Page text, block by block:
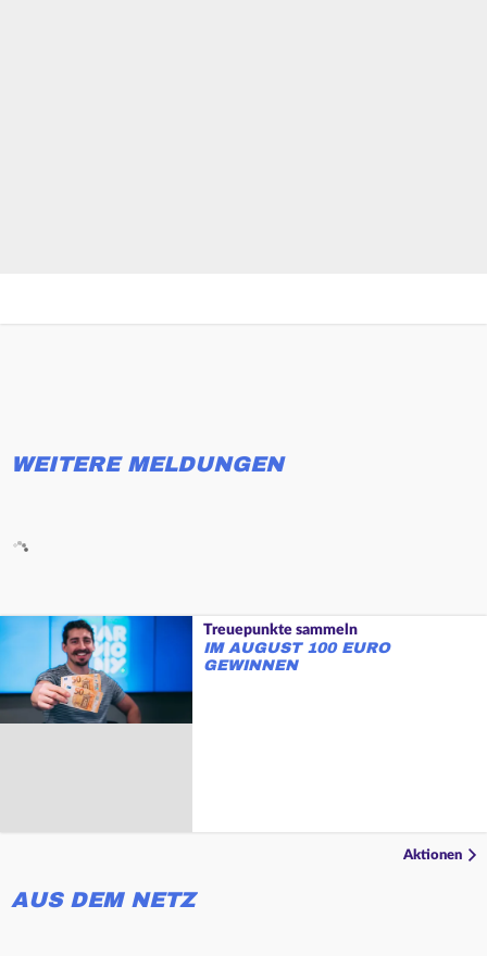
WEITERE MELDUNGEN
Treuepunkte sammeln
IM AUGUST 100 EURO
GEWINNEN
Aktionen
AUS DEM NETZ